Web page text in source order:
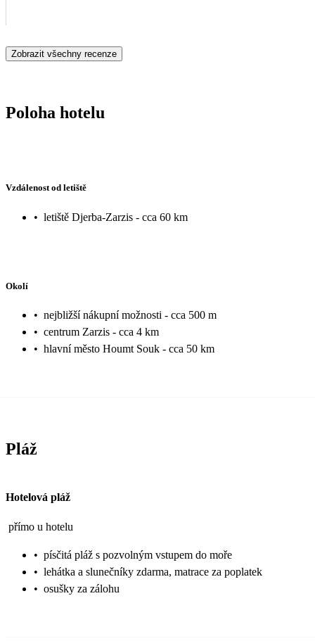
Zobrazit všechny recenze
Poloha hotelu
Vzdálenost od letiště
• letiště Djerba-Zarzis - cca 60 km
Okolí
• nejbližší nákupní možnosti - cca 500 m
• centrum Zarzis - cca 4 km
• hlavní město Houmt Souk - cca 50 km
Pláž
Hotelová pláž
přímo u hotelu
• písčitá pláž s pozvolným vstupem do moře
• lehátka a slunečníky zdarma, matrace za poplatek
• osušky za zálohu